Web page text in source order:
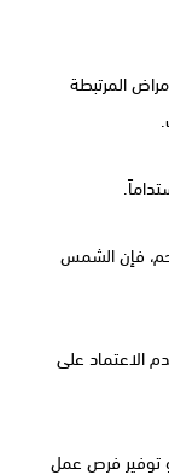
المرتبطة
فإن الشمس
الاعتماد على
توفير فرص عمل